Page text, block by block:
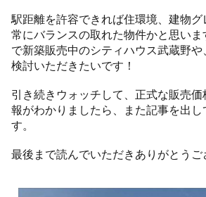
駅距離を許容できれば住環境、建物
常にバランスの取れた物件かと思い
で新築販売中のシティハウス武蔵野
検討いただきたいです！
引き続きウォッチして、正式な販売
報がわかりましたら、また記事を出し
す。
最後まで読んでいただきありがとうご